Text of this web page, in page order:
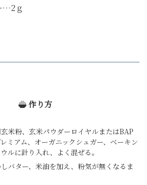
…2ｇ
作り方
米粉、玄米パウダーロイヤルまたはBAP
ミアム、オーガニックシュガー、ベーキン
ルに計り入れ、よく混ぜる。
バター、米油を加え、粉気が無くなるま